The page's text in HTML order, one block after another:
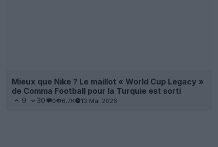
Mieux que Nike ? Le maillot « World Cup Legacy »
de Comma Football pour la Turquie est sorti
9 30 0 6.7K 13 Mai 2026